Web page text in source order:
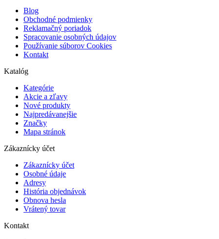
Blog
Obchodné podmienky
Reklamačný poriadok
Spracovanie osobných údajov
Používanie súborov Cookies
Kontakt
Katalóg
Kategórie
Akcie a zľavy
Nové produkty
Najpredávanejšie
Značky
Mapa stránok
Zákaznícky účet
Zákaznícky účet
Osobné údaje
Adresy
História objednávok
Obnova hesla
Vrátený tovar
Kontakt